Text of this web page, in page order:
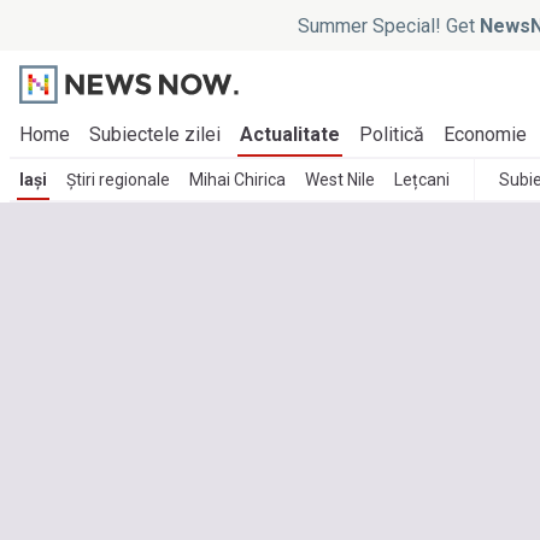
Summer Special! Get
Home Subiectele zilei Actualitate Politică Economie
Iași Știri regionale Mihai Chirica West Nile Lețcani